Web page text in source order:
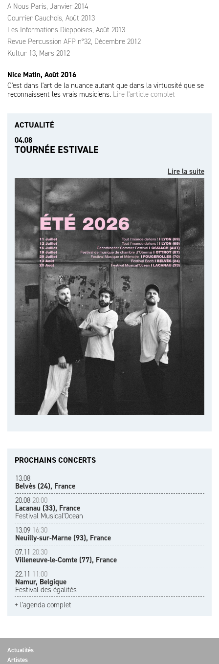
A Nous Paris, Janvier 2014
Courrier Cauchois, Août 2013
Les Informations Dieppoises, Août 2013
Revue Percussion AFP n°32, Décembre 2012
Kultur 13, Mars 2012
Nice Matin, Août 2016
C'est dans l'art de la nuance autant que dans la virtuosité que se
reconnaissent les vrais musiciens. Lire l'article complet
ACTUALITÉ
04.08
TOURNÉE ESTIVALE
Lire la suite
PROCHAINS CONCERTS
13.08
Belvès (24), France
20.08 20:00
Lacanau (33), France
Festival Musical'Ocean
13.09 16:30
Neuilly-sur-Marne (93), France
07.11 20:30
Villeneuve-le-Comte (77), France
22.11 11:00
Namur, Belgique
Festival des égalités
+ l'agenda complet
Actualités
Artistes